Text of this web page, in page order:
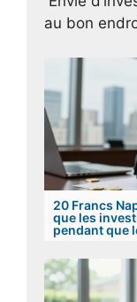
au bon
20 Francs
que les
pendant que